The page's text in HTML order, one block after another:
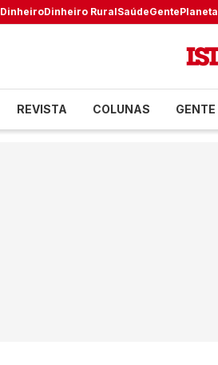
DinheiroDinheiro RuralSaúdeGentePlaneta
REVISTA COLUNAS GENTE